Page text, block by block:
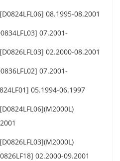
08.1995-08.2001
07.2001-
02.2000-08.2001
07.2001-
05.1994-06.1997
02.2000-09.2001